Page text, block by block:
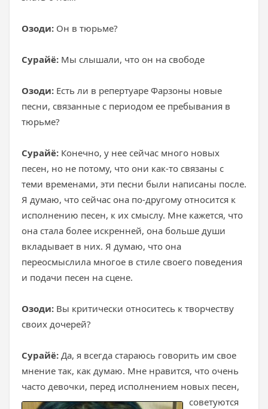
Озоди: Он в тюрьме?
Сурайё: Мы слышали, что он на свободе
Озоди: Есть ли в репертуаре Фарзоны новые
песни, связанные с периодом ее пребывания в
тюрьме?
Сурайё: Конечно, у нее сейчас много новых
песен, но не потому, что они как-то связаны с
теми временами, эти песни были написаны после.
Я думаю, что сейчас она по-другому относится к
исполнению песен, к их смыслу. Мне кажется, что
она стала более искренней, она больше души
вкладывает в них. Я думаю, что она
переосмыслила многое в стиле своего поведения
и подачи песен на сцене.
Озоди: Вы критически относитесь к творчеству
своих дочерей?
Сурайё: Да, я всегда стараюсь говорить им свое
мнение так, как думаю. Мне нравится, что очень
часто девочки, перед исполнением новых песен,
​​советуются